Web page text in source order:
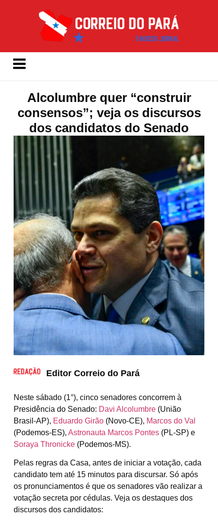
Alcolumbre quer “construir
consensos”; veja os discursos
dos candidatos do Senado
Editor Correio do Pará
Neste sábado (1°), cinco senadores concorrem à
Presidência do Senado: Davi Alcolumbre(União
Brasil-AP), Eduardo Girão(Novo-CE), Marcos do Val
(Podemos-ES), Astronauta Marcos Pontes(PL-SP) e
Soraya Thronicke(Podemos-MS).
Pelas regras da Casa, antes de iniciar a votação, cada
candidato tem até 15 minutos para discursar. Só após
os pronunciamentos é que os senadores vão realizar a
votação secreta por cédulas. Veja os destaques dos
discursos dos candidatos: